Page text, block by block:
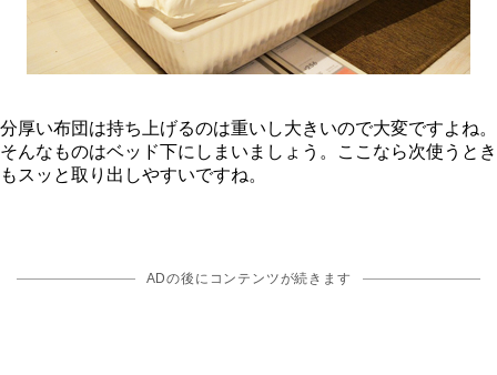
分厚い布団は持ち上げるのは重いし大きいので大変ですよね。
そんなものはベッド下にしまいましょう。ここなら次使うとき
もスッと取り出しやすいですね。
ADの後にコンテンツが続きます